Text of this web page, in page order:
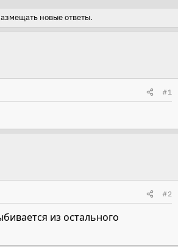
новые ответы.
#1
#2
из остального